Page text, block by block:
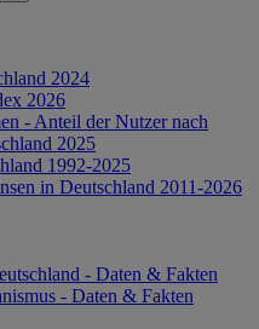
2024
2026
- Anteil der Nutzer nach
2025
1992-2025
in Deutschland 2011-2026
- Daten & Fakten
- Daten & Fakten